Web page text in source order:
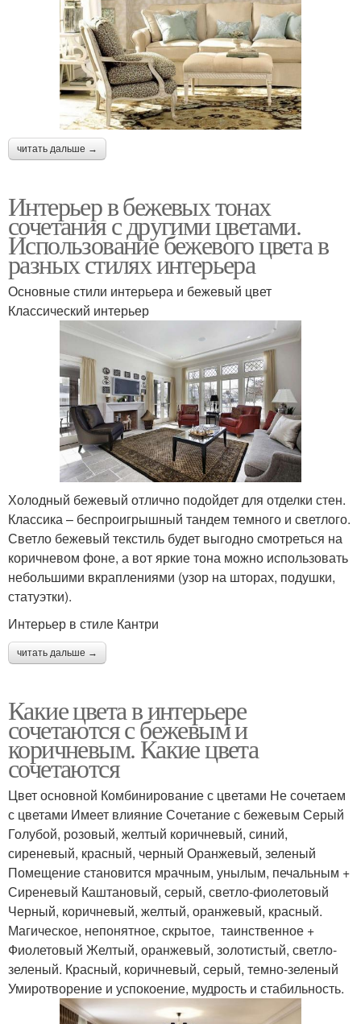
читать дальше →
Интерьер в бежевых тонах
сочетания с другими цветами.
Использование бежевого цвета в
разных стилях интерьера
Основные стили интерьера и бежевый цвет
Классический интерьер
Холодный бежевый отлично подойдет для отделки стен.
Классика – беспроигрышный тандем темного и светлого.
Светло бежевый текстиль будет выгодно смотреться на
коричневом фоне, а вот яркие тона можно использовать
небольшими вкраплениями (узор на шторах, подушки,
статуэтки).
Интерьер в стиле Кантри
читать дальше →
Какие цвета в интерьере
сочетаются с бежевым и
коричневым. Какие цвета
сочетаются
Цвет основной Комбинирование с цветами Не сочетаем
с цветами Имеет влияние Сочетание с бежевым Серый
Голубой, розовый, желтый коричневый, синий,
сиреневый, красный, черный Оранжевый, зеленый
Помещение становится мрачным, унылым, печальным +
Сиреневый Каштановый, серый, светло-фиолетовый
Черный, коричневый, желтый, оранжевый, красный.
Магическое, непонятное, скрытое, таинственное +
Фиолетовый Желтый, оранжевый, золотистый, светло-
зеленый. Красный, коричневый, серый, темно-зеленый
Умиротворение и успокоение, мудрость и стабильность.